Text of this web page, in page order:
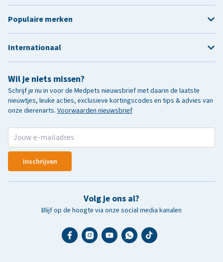
Wil je niets missen?
Schrijf je nu in voor de Medpets nieuwsbrief met daarin de laatste
nieuwtjes, leuke acties, exclusieve kortingscodes en tips & advies van
onze dierenarts. Voorwaarden nieuwsbrief
Inschrijven
Volg je ons al?
Blijf op de hoogte via onze social media kanalen
Populaire merken
Internationaal